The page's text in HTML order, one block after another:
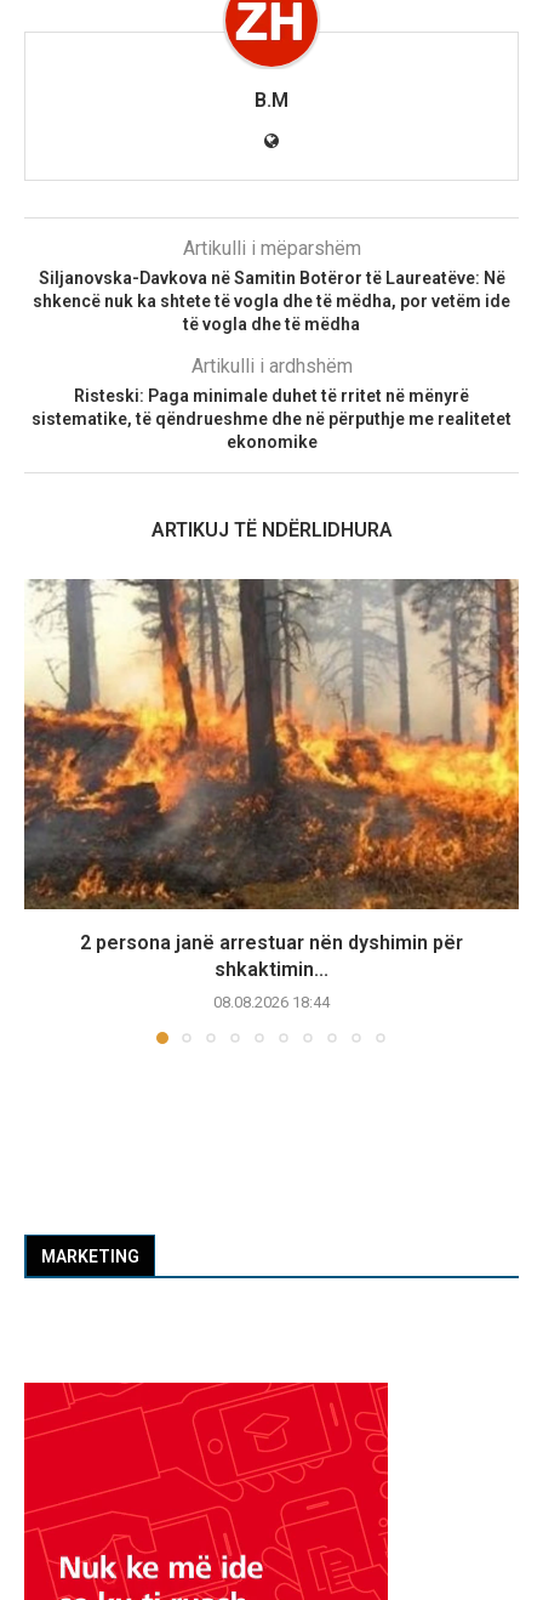
B.M
Artikulli i mëparshëm
Siljanovska-Davkova në Samitin Botëror të Laureatëve: Në
shkencë nuk ka shtete të vogla dhe të mëdha, por vetëm ide
të vogla dhe të mëdha
Artikulli i ardhshëm
Risteski: Paga minimale duhet të rritet në mënyrë
sistematike, të qëndrueshme dhe në përputhje me realitetet
ekonomike
ARTIKUJ TË NDËRLIDHURA
2 persona janë arrestuar nën dyshimin për
shkaktimin...
08.08.2026 18:44
MARKETING